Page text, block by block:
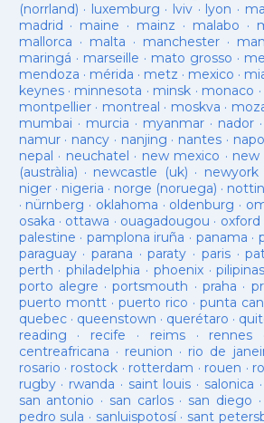
(norrland) · luxemburg · lviv · lyon ·
madrid · maine · mainz · malabo ·
mallorca · malta · manchester·
maringá · marseille · mato grosso ·
mendoza · mérida · metz · mexico ·
keynes· minnesota · minsk · monaco ·
montpellier· montreal · moskva ·
mumbai · murcia · myanmar· nador ·
namur· nancy · nanjing · nantes ·
nepal · neuchatel · new mexico · new
(austràlia) · newcastle (uk) · newyork
niger· nigeria · norge (noruega) ·
· nürnberg · oklahoma · oldenburg ·
osaka · ottawa · ouagadougou · oxford
palestine · pamplona iruña · panama ·
paraguay· parana ·paraty · paris·
perth ·philadelphia · phoenix·pilipinas
porto alegre ·portsmouth ·praha ·
puerto montt· puerto rico ·punta
quebec· queenstown · querétaro ·
reading · recife · reims· rennes
centreafricana · reunion · rio de
rosario · rostock · rotterdam · rouen ·
rugby· rwanda · saint louis · salonica ·
san antonio · san carlos· san diego ·
pedro sula · sanluispotosí· sant